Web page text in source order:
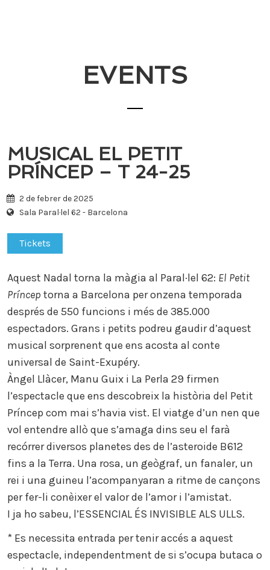
EVENTS
MUSICAL EL PETIT
PRÍNCEP – T 24-25
2 de febrer de 2025
Sala Paral·lel 62 - Barcelona
Tickets
Aquest Nadal torna la màgia al Paral·lel 62: El Petit
Príncep torna a Barcelona per onzena temporada
després de 550 funcions i més de 385.000
espectadors. Grans i petits podreu gaudir d’aquest
musical sorprenent que ens acosta al conte
universal de Saint-Exupéry.
Àngel Llàcer, Manu Guix i La Perla 29 firmen
l’espectacle que ens descobreix la història del Petit
Príncep com mai s’havia vist. El viatge d’un nen que
vol entendre allò que s’amaga dins seu el farà
recórrer diversos planetes des de l’asteroide B612
fins a la Terra. Una rosa, un geògraf, un fanaler, un
rei i una guineu l’acompanyaran a ritme de cançons
per fer-li conèixer el valor de l’amor i l’amistat.
I ja ho sabeu, l’ESSENCIAL ÉS INVISIBLE ALS ULLS.
* Es necessita entrada per tenir accés a aquest
espectacle, independentment de si s’ocupa butaca o